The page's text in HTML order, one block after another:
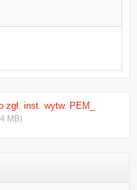
inst. wytw. PEM_
MB)